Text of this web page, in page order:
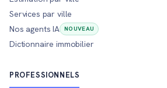
Services par ville
Nos agents IA
NOUVEAU
Dictionnaire immobilier
PROFESSIONNELS